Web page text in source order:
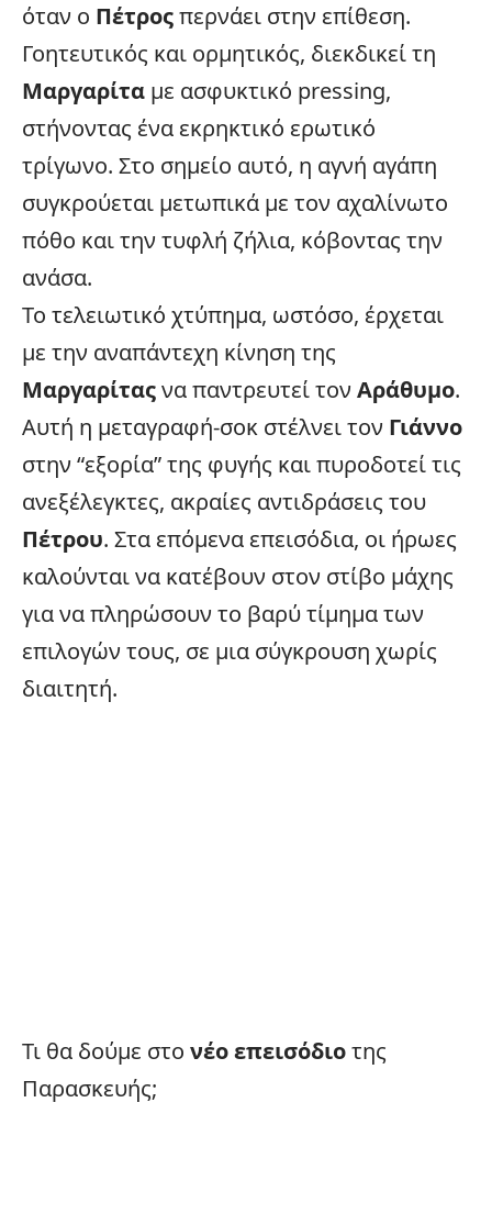
όταν ο Πέτροςπερνάει στην επίθεση.
Γοητευτικός και ορμητικός, διεκδικεί τη
Μαργαρίτα με ασφυκτικό pressing,
στήνοντας ένα εκρηκτικό ερωτικό
τρίγωνο. Στο σημείο αυτό, η αγνή αγάπη
συγκρούεται μετωπικά με τον αχαλίνωτο
πόθο και την τυφλή ζήλια, κόβοντας την
ανάσα.
Το τελειωτικό χτύπημα, ωστόσο, έρχεται
με την αναπάντεχη κίνηση της
Μαργαρίταςνα παντρευτεί τον Αράθυμο.
Αυτή η μεταγραφή-σοκ στέλνει τον Γιάννο
στην “εξορία” της φυγής και πυροδοτεί τις
ανεξέλεγκτες, ακραίες αντιδράσεις του
Πέτρου. Στα επόμενα επεισόδια, οι ήρωες
καλούνται να κατέβουν στον στίβο μάχης
για να πληρώσουν το βαρύ τίμημα των
επιλογών τους, σε μια σύγκρουση χωρίς
διαιτητή.
Τι θα δούμε στο νέο επεισόδιοτης
Παρασκευής;